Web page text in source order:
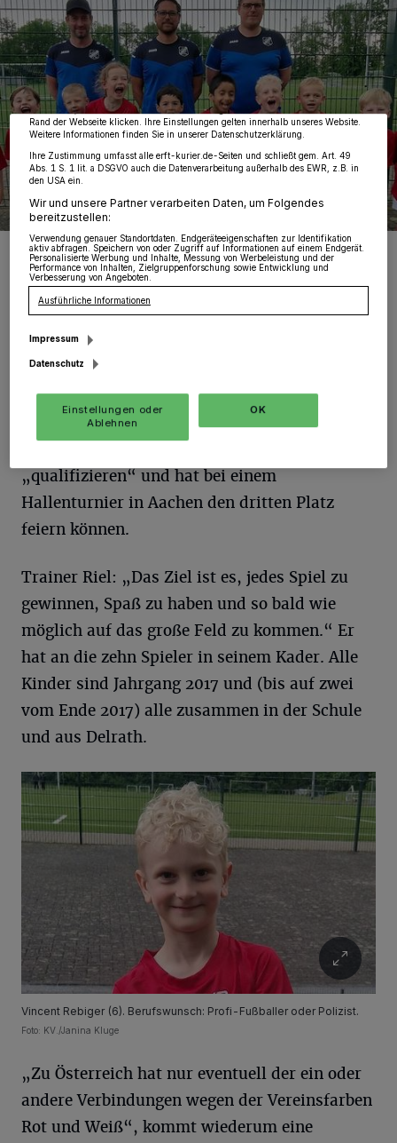
Trikotübergabe an die „Österreicher“ des SSV Delrath. Das mit dem
Kampfschrei klappt jedenfalls schon bestens ...
Foto: KV./Janina Kluge
D as Team des SSV Delrath konnte sich in
dieser Saison für die stärkere Staffel I
„qualifizieren“ und hat bei einem
Hallenturnier in Aachen den dritten Platz
feiern können.
Trainer Riel: „Das Ziel ist es, jedes Spiel zu
gewinnen, Spaß zu haben und so bald wie
möglich auf das große Feld zu kommen.“ Er
hat an die zehn Spieler in seinem Kader. Alle
Kinder sind Jahrgang 2017 und (bis auf zwei
vom Ende 2017) alle zusammen in der Schule
und aus Delrath.
Vincent Rebiger (6). Berufswunsch: Profi-Fußballer oder Polizist.
Foto: KV./Janina Kluge
„Zu Österreich hat nur eventuell der ein oder
andere Verbindungen wegen der Vereinsfarben
Rot und Weiß“, kommt wiederum eine
Wir und unsere218
-Partner speichern und greifen auf personenbezogene Daten
wie Browserdaten oder eindeutige Kennungen auf Ihrem Gerät zu. Durch Auswahl
von OK aktivieren Sie Tracking-Technologien für die unter „Wir und unsere
Partner verarbeiten Daten, um Ihnen Dienste bereitzustellen“ aufgeführten
Zwecke. Wenn Tracker deaktiviert sind, sind manche Inhalte und Anzeigen
möglicherweise nicht mehr so relevant für Sie. Sie können dieses Menü jederzeit
wieder aufrufen, um Ihre Einstellungen zu ändern oder Ihre Einwilligung zu
widerrufen, indem Sie auf den Link Einstellungen oder Ablehnen am unteren
Rand der Webseite klicken. Ihre Einstellungen gelten innerhalb unseres Website.
Weitere Informationen finden Sie in unserer Datenschutzerklärung.
Ihre Zustimmung umfasst alle erft-kurier.de-Seiten und schließt gem. Art. 49
Abs. 1 S. 1 lit. a DSGVO auch die Datenverarbeitung außerhalb des EWR, z.B. in
den USA ein.
Wir und unsere Partner verarbeiten Daten, um Folgendes
bereitzustellen:
Verwendung genauer Standortdaten. Endgeräteeigenschaften zur Identifikation
aktiv abfragen. Speichern von oder Zugriff auf Informationen auf einem Endgerät.
Personalisierte Werbung und Inhalte, Messung von Werbeleistung und der
Performance von Inhalten, Zielgruppenforschung sowie Entwicklung und
Verbesserung von Angeboten.
Ausführliche Informationen
Impressum
Datenschutz
Einstellungen oder
Ablehnen
OK